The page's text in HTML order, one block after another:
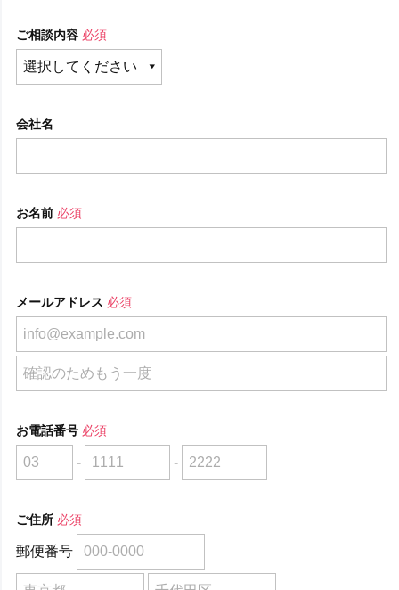
ご相談内容 必須
会社名
お名前 必須
メールアドレス 必須
お電話番号 必須
- -
ご住所 必須
郵便番号